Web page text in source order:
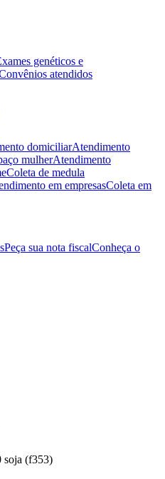
genéticos e
atendidos
domiciliarAtendimento
mulherAtendimento
Coleta de medula
em empresasColeta em
Peça sua nota fiscalConheça o
soja (f353)